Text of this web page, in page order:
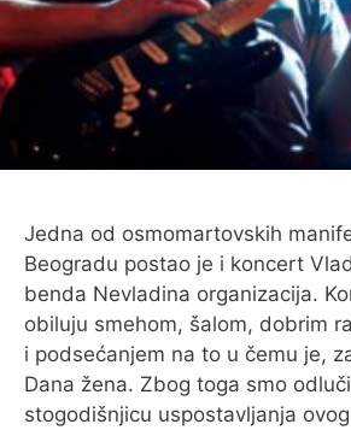
Jedna od osmomartovskih
Beogradu postao je i koncert
benda Nevladina organizacija.
obiluju smehom, šalom, dobrim
i podsećanjem na to u čemu je,
Dana žena. Zbog toga smo
stogodišnjicu uspostavljanja